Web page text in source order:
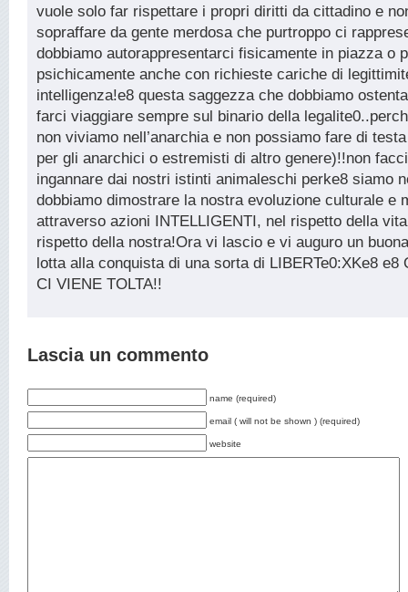
vuole solo far rispettare i propri diritti da cittadino e
sopraffare da gente merdosa che purtroppo ci
dobbiamo autorappresentarci fisicamente in piazza o
psichicamente anche con richieste cariche di
intelligenza!e8 questa saggezza che dobbiamo
farci viaggiare sempre sul binario della
non viviamo nell’anarchia e non possiamo fare di
per gli anarchici o estremisti di altro genere)!!non
ingannare dai nostri istinti animaleschi perke8 siamo
dobbiamo dimostrare la nostra evoluzione culturale e
attraverso azioni INTELLIGENTI, nel rispetto della
rispetto della nostra!Ora vi lascio e vi auguro un
lotta alla conquista di una sorta di LIBERTe0:XKe8 e8
CI VIENE TOLTA!!
Lascia un commento
name (required)
email ( will not be shown ) (required)
website